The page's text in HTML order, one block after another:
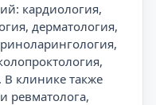
кардиология,
дерматология,
В клинике также
ревматолога,